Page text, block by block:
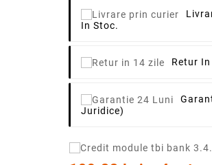
In Stoc.
Retur
Juridice)